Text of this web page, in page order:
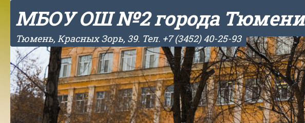
Skip to content
МБОУ ОШ №2 города Тюмени
Тюмень, Красных Зорь, 39. Тел. +7 (3452) 40-25-93